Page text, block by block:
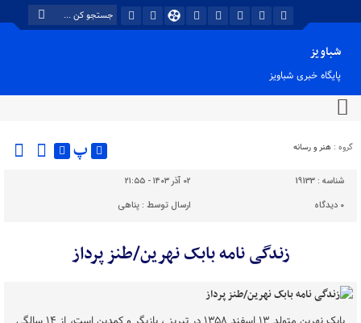
شباویز
پایگاه خبری شباویز
گروه : هنر و رسانه پ
شناسه : 19133
۰۲ آذر ۱۴۰۳ - ۲۱:۵۵
۰ دیدگاه ارسال توسط :پناهی
زندگی نامه بابک نهرین/طنز پرداز